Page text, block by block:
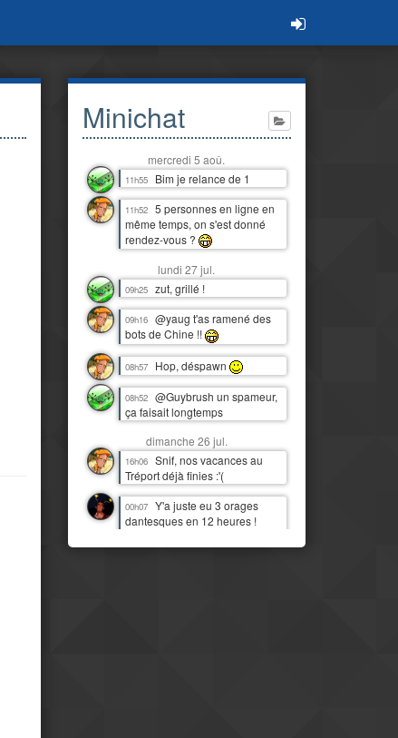
Minichat
mercredi 5 aoû.
11h55 Bim je relance de 1
11h52
5 personnes en ligne en
même temps, on s'est donné
rendez-vous ?
lundi 27 jul.
09h25 zut, grillé !
09h16
@yaug t'as ramené des
bots de Chine !!
08h57 Hop, déspawn
08h52
@Guybrush un spameur,
ça faisait longtemps
dimanche 26 jul.
16h06
Snif, nos vacances au
Tréport déjà finies :'(
00h07
Y'a juste eu 3 orages
dantesques en 12 heures !
quand c'était juste de la pluie !